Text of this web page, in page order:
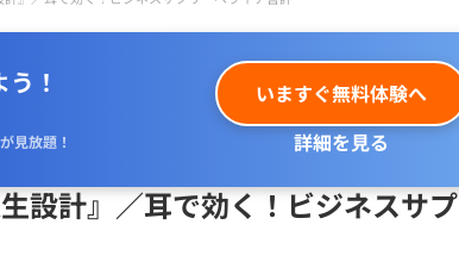
！
見放題！
いますぐ無料体験へ
詳細を見る
設計』／耳で効く！ビジネスサプ